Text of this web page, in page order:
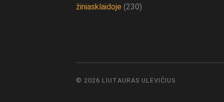
žiniasklaidoje (230)
© 2026 LIUTAURAS ULEVIČIUS